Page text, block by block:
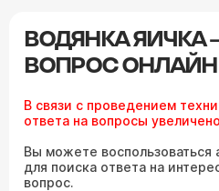
ВОДЯНКА ЯИЧКА
ВОПРОС ОНЛАЙН
В связи с проведением
ответа на вопросы увеличено
Вы можете воспользоваться
для поиска ответа на
вопрос.